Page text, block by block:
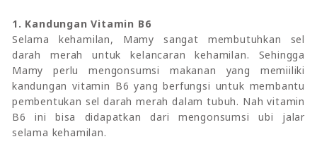
1. Kandungan Vitamin B6
Selama kehamilan, Mamy sangat membutuhkan sel
darah merah untuk kelancaran kehamilan. Sehingga
Mamy perlu mengonsumsi makanan yang memiiliki
kandungan vitamin B6 yang berfungsi untuk membantu
pembentukan sel darah merah dalam tubuh. Nah vitamin
B6 ini bisa didapatkan dari mengonsumsi ubi jalar
selama kehamilan.